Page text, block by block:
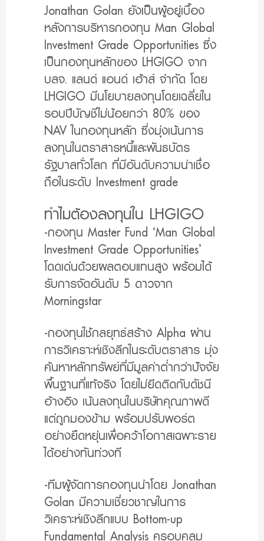
Jonathan Golan ยังเป็นผู้อยู่เบื้อง
หลังการบริหารกองทุน Man Global
Investment Grade Opportunities ซึ่ง
เป็นกองทุนหลักของ LHGIGO จาก
บลจ. แลนด์ แอนด์ เฮ้าส์ จำกัด โดย
LHGIGO มีนโยบายลงทุนโดยเฉลี่ยใน
รอบปีบัญชีไม่น้อยกว่า 80% ของ
NAV ในกองทุนหลัก ซึ่งมุ่งเน้นการ
ลงทุนในตราสารหนี้และพันธบัตร
รัฐบาลทั่วโลก ที่มีอันดับความน่าเชื่อ
ถือในระดับ Investment grade
ทำไมต้องลงทุนใน LHGIGO
-กองทุน Master Fund ‘Man Global
Investment Grade Opportunities’
โดดเด่นด้วยผลตอบแทนสูง พร้อมได้
รับการจัดอันดับ 5 ดาวจาก
Morningstar
-กองทุนใช้กลยุทธ์สร้าง Alpha ผ่าน
การวิเคราะห์เชิงลึกในระดับตราสาร มุ่ง
ค้นหาหลักทรัพย์ที่มีมูลค่าต่ำกว่าปัจจัย
พื้นฐานที่แท้จริง โดยไม่ยึดติดกับดัชนี
อ้างอิง เน้นลงทุนในบริษัทคุณภาพดี
แต่ถูกมองข้าม พร้อมปรับพอร์ต
อย่างยืดหยุ่นเพื่อคว้าโอกาสเฉพาะราย
ได้อย่างทันท่วงที
-ทีมผู้จัดการกองทุนนำโดย Jonathan
Golan มีความเชี่ยวชาญในการ
วิเคราะห์เชิงลึกแบบ Bottom-up
Fundamental Analysis ครอบคลุม